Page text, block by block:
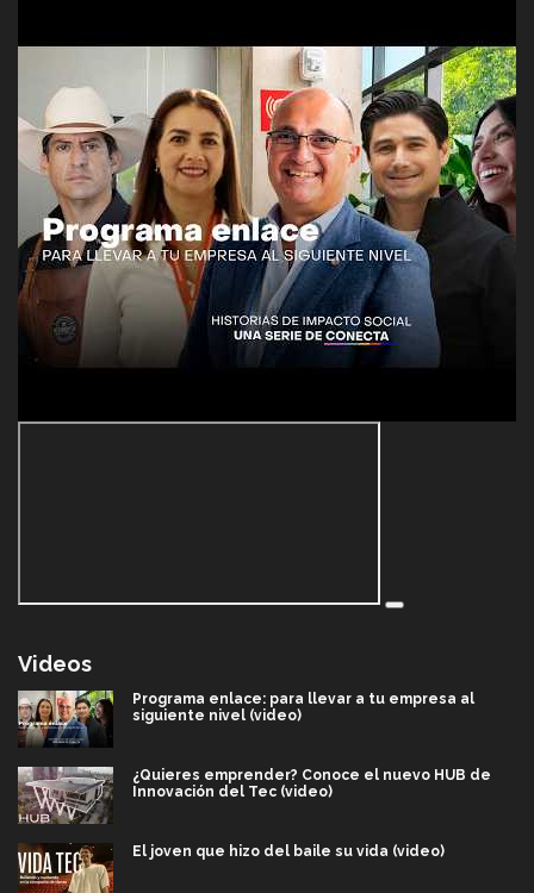
Videos
Programa enlace: para llevar a tu empresa al
siguiente nivel (video)
¿Quieres emprender? Conoce el nuevo HUB de
Innovación del Tec (video)
El joven que hizo del baile su vida (video)